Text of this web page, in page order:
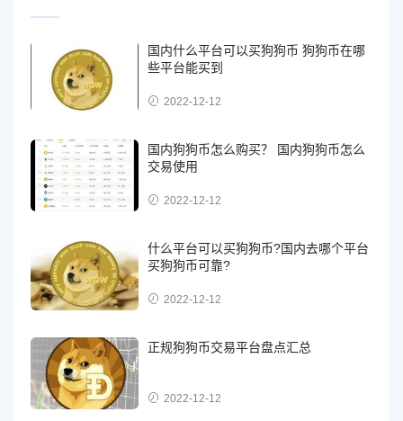
国内什么平台可以买狗狗币 狗狗币在哪
些平台能买到
2022-12-12
国内狗狗币怎么购买？ 国内狗狗币怎么
交易使用
2022-12-12
什么平台可以买狗狗币?国内去哪个平台
买狗狗币可靠?
2022-12-12
正规狗狗币交易平台盘点汇总
2022-12-12